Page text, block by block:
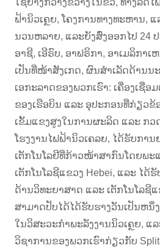
ໃຊ້ຢ່າງກວ້າງຂວາງໃນຂົວ, ທາງລົດໄ
ຟ້ານິວເຄຼຍ, ໂຄງການທາງທະຫານ, ແ
ນວນຫລາຍ, ແລະຍັງສົ່ງອອກໄປ 24
ອາຊີ, ເອີຣົບ, ອາຟຣິກາ, ອາເມລິກາເ
ເປັນທີ່ໜ້າສັງເກດ, ຜົນສຳເລັດດ້ານນ
ເອກະລາດຂອງພວກເຮົາ: ເຄື່ອງເຊື່
ຂອງເຮືອບິນ ແລະ ອຸປະກອນທີ່ກ່ຽວຂ້
ເຂັ້ມແຂງສູງໃນການຜະລິດ ແລະ ກວ
ໂຮງງານໄຟຟ້ານິວເຄລຍ, ໄດ້ຮັບການ
ເຕັກໂນໂລຢີທີ່ກ້າວໜ້າສາກົນໂດຍພ
ເຕັກໂນໂລຊີແຂວງ Hebei, ແລະ ໄດ້
ດ້ານວິທະຍາສາດ ແລະ ເຕັກໂນໂລຊີແ
ສາມາດປັບໄດ້ໄດ້ຮັບຮາງວັນເປັນຫນຶ່
ໃນວິສະວະກໍາພະລັງງານນິວເຄຼຍ, ແ
ວິຊາການຂອງພວກເຮົາກ່ຽວກັບ